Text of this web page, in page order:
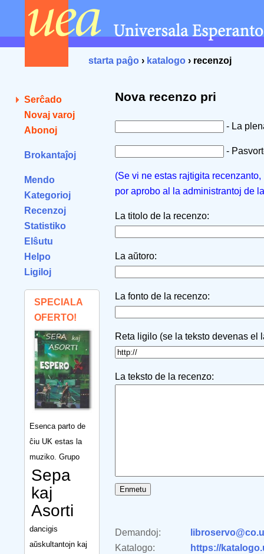
starta paĝo › katalogo › recenzoj
Serĉado
Novaj varoj
Abonoj
Brokantaĵoj
Mendo
Kategorioj
Recenzoj
Statistiko
Elŝutu
Helpo
Ligiloj
SPECIALA
OFERTO!
Esenca parto de
ĉiu UK estas la
muziko. Grupo
Sepa
kaj
Asorti
dancigis
aŭskultantojn kaj
Nova recenzo pri
- La
-
(Se vi ne estas rajtigita
por aprobo al la administrantoj de
La titolo de la recenzo:
La aŭtoro:
La fonto de la recenzo:
Reta ligilo (se la teksto devenas el
La teksto de la recenzo:
Demandoj:
Katalogo:
https://